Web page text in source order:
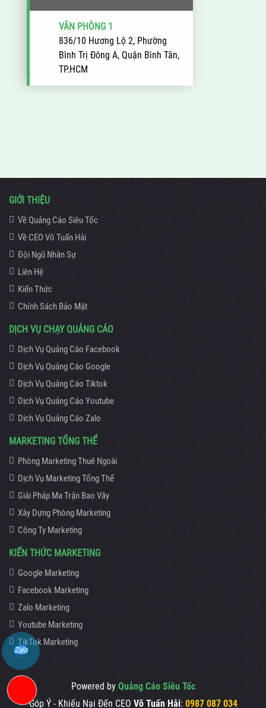
VĂN PHÒNG 1
836/10 Hương Lộ 2, Phường
Bình Trị Đông A, Quận Bình Tân,
TP.HCM
GIỚI THIỆU
Về Quảng Cáo Siêu Tốc
Về CEO Võ Tuấn Hải
Đội Ngũ Nhân Sự
Liên Hệ
Kiến Thức
Chính Sách Bảo Mật
DỊCH VỤ CHẠY QUẢNG CÁO
Dịch Vụ Quảng Cáo Facebook
Dịch Vụ Quảng Cáo Google
Dịch Vụ Quảng Cáo Tiktok
Dịch Vụ Quảng Cáo Youtube
Dịch Vụ Quảng Cáo Zalo
MARKETING TỔNG THỂ
Phòng Marketing Thuê Ngoài
Dịch Vụ Marketing Tổng Thể
Giải Pháp Ma Trận Bao Vây
Xây Dựng Phòng Marketing
Công Ty Marketing
KIẾN THỨC MARKETING
Google Marketing
Facebook Marketing
Zalo Marketing
Youtube Marketing
TikTok Marketing
Powered by Quảng Cáo Siêu Tốc
Góp Ý - Khiếu Nại Đến CEO Võ Tuấn Hải: 0987 087 034
Zalo